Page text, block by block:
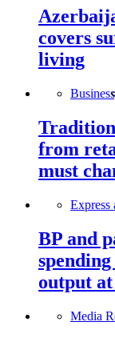
covers
living
from
must
Express
BP and
output
Media